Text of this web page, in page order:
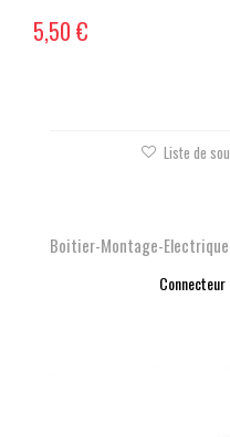
5,50 €
Liste de
Boitier-Montage-Electrique
Connecteur